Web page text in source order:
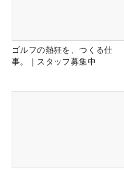
ゴルフの熱狂を、つくる仕
事。｜スタッフ募集中